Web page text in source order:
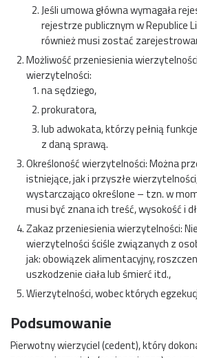
Jeśli umowa główna wymagała
rejestrze publicznym w Republice
również musi zostać
Możliwość przeniesienia
wierzytelności:
na sędziego,
prokuratora,
lub adwokata, którzy pełnią
z daną sprawą.
Określoność wierzytelności: Można
istniejące, jak i przyszłe
wystarczająco określone – tzn. w
musi być znana ich treść, wysokość i
Zakaz przeniesienia wierzytelności:
wierzytelności ściśle związanych z
jak: obowiązek alimentacyjny,
uszkodzenie ciała lub śmierć itd.,
Wierzytelności, wobec których
Podsumowanie
Pierwotny wierzyciel (cedent), który